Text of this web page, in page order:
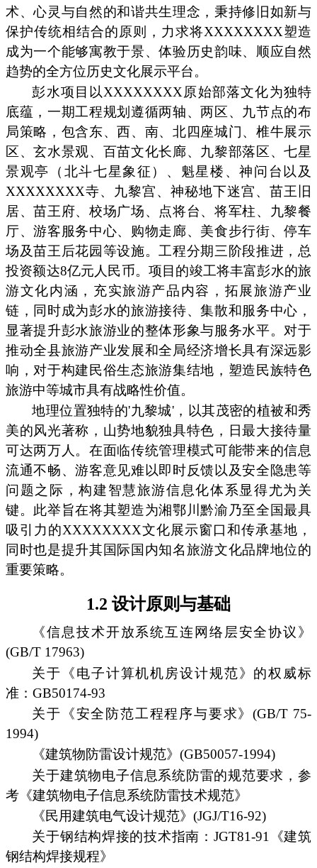
术、心灵与自然的和谐共生理念，秉持修旧如新与
保护传统相结合的原则，力求将XXXXXXXX塑造
成为一个能够寓教于景、体验历史韵味、顺应自然
趋势的全方位历史文化展示平台。
彭水项目以XXXXXXXX原始部落文化为独特
底蕴，一期工程规划遵循两轴、两区、九节点的布
局策略，包含东、西、南、北四座城门、椎牛展示
区、玄水景观、百苗文化长廊、九黎部落区、七星
景观亭（北斗七星象征）、魁星楼、神问台以及
XXXXXXXX寺、九黎宫、神秘地下迷宫、苗王旧
居、苗王府、校场广场、点将台、将军柱、九黎餐
厅、游客服务中心、购物走廊、美食步行街、停车
场及苗王后花园等设施。工程分期三阶段推进，总
投资额达8亿元人民币。项目的竣工将丰富彭水的旅
游文化内涵，充实旅游产品内容，拓展旅游产业
链，同时成为彭水的旅游接待、集散和服务中心，
显著提升彭水旅游业的整体形象与服务水平。对于
推动全县旅游产业发展和全局经济增长具有深远影
响，对于构建民俗生态旅游集结地，塑造民族特色
旅游中等城市具有战略性价值。
地理位置独特的'九黎城'，以其茂密的植被和秀
美的风光著称，山势地貌独具特色，日最大接待量
可达两万人。在面临传统管理模式可能带来的信息
流通不畅、游客意见难以即时反馈以及安全隐患等
问题之际，构建智慧旅游信息化体系显得尤为关
键。此举旨在将其塑造为湘鄂川黔渝乃至全国最具
吸引力的XXXXXXXX文化展示窗口和传承基地，
同时也是提升其国际国内知名旅游文化品牌地位的
重要策略。
1.2 设计原则与基础
《信息技术开放系统互连网络层安全协议》
(GB/T 17963)
关于《电子计算机机房设计规范》的权威标
准：GB50174-93
关于《安全防范工程程序与要求》(GB/T 75-
1994)
《建筑物防雷设计规范》(GB50057-1994)
关于建筑物电子信息系统防雷的规范要求，参
考《建筑物电子信息系统防雷技术规范》
《民用建筑电气设计规范》(JGJ/T16-92)
关于钢结构焊接的技术指南：JGT81-91《建筑
钢结构焊接规程》